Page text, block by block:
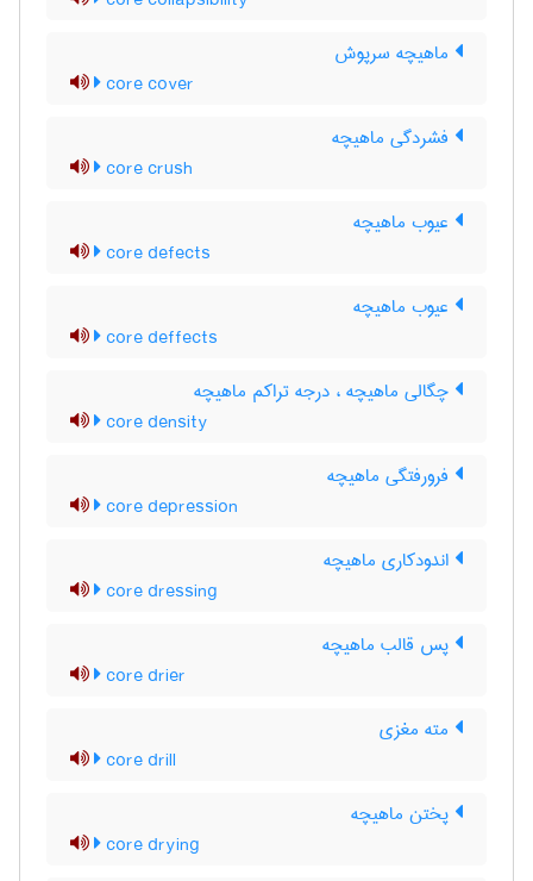
ماهیچه سرپوش
core cover
فشردگی ماهیچه
core crush
عیوب ماهیچه
core defects
عیوب ماهیچه
core deffects
چگالی ماهیچه ، درجه تراکم ماهیچه
core density
فرورفتگی ماهیچه
core depression
اندودکاری ماهیچه
core dressing
پس قالب ماهیچه
core drier
مته مغزی
core drill
پختن ماهیچه
core drying